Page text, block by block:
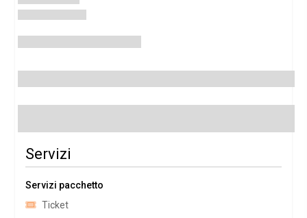
Servizi
Servizi pacchetto
Ticket